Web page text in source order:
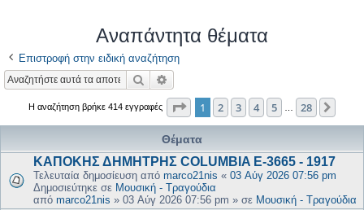
Αναπάντητα θέματα
Επιστροφή στην ειδική αναζήτηση
Αναζήτηση
Η αναζήτηση βρήκε 414 εγγραφές Σελίδα από28
1 2 3 4 5 28
Θέματα
ΚΑΠΟΚΗΣ ΔΗΜΗΤΡΗΣ COLUMBIA E-3665 - 1917
Τελευταία δημοσίευση από marco21nis « 03 Αύγ 2026 07:56 pm
Δημοσιεύτηκε σε Μουσική - Τραγούδια
από marco21nis » 03 Αύγ 2026 07:56 pm » σε Μουσική - Τραγούδια